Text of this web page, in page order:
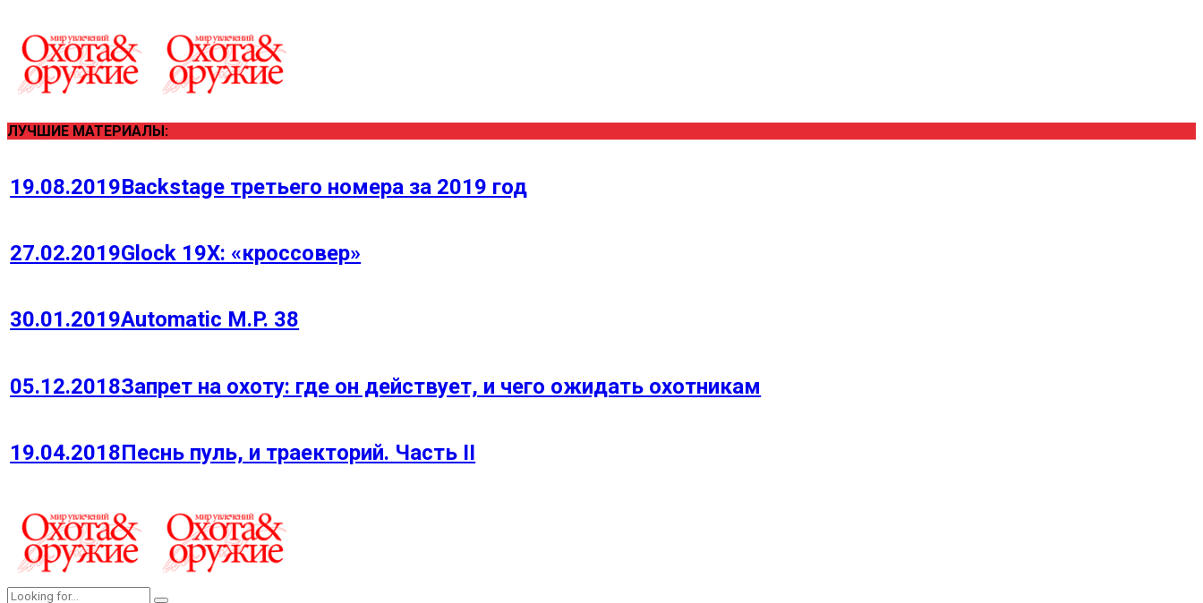
ЛУЧШИЕ МАТЕРИАЛЫ:
19.08.2019Backstage третьего номера за 2019 год
27.02.2019Glock 19Х: «кроссовер»
30.01.2019Automatic M.P. 38
05.12.2018Запрет на охоту: где он действует, и чего ожидать охотникам
19.04.2018Песнь пуль, и траекторий. Часть II